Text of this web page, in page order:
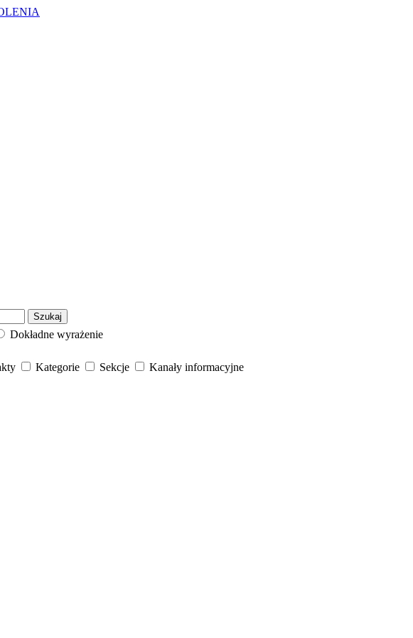
Szukaj
Dokładne wyrażenie
Kategorie Sekcje Kanały informacyjne